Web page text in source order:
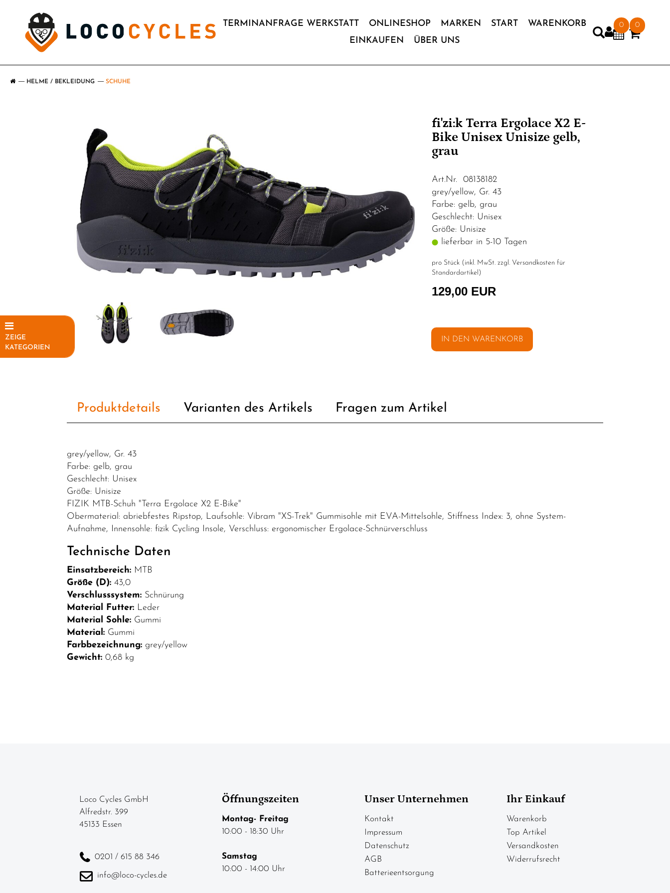
TERMINANFRAGE WERKSTATT ONLINESHOP MARKEN START
WARENKORB
EINKAUFEN
ÜBER UNS
0 0
HELME / BEKLEIDUNG SCHUHE
ZEIGE
KATEGORIEN
fi'zi:k Terra Ergolace X2 E-
Bike Unisex Unisize gelb,
grau
Art.Nr. 08138182
grey/yellow, Gr. 43
Farbe: gelb, grau
Geschlecht: Unisex
Größe: Unisize
lieferbar in 5-10 Tagen
pro Stück (inkl. MwSt. zzgl. Versandkosten für
Standardartikel )
129,00 EUR
IN DEN WARENKORB
Produktdetails Varianten des Artikels Fragen zum Artikel
grey/yellow, Gr. 43
Farbe: gelb, grau
Geschlecht: Unisex
Größe: Unisize
FIZIK MTB-Schuh "Terra Ergolace X2 E-Bike"
Obermaterial: abriebfestes Ripstop, Laufsohle: Vibram "XS-Trek" Gummisohle mit EVA-Mittelsohle, Stiffness Index: 3, ohne System-
Aufnahme, Innensohle: fizik Cycling Insole, Verschluss: ergonomischer Ergolace-Schnürverschluss
Technische Daten
Einsatzbereich: MTB
Größe (D): 43,0
Verschlusssystem: Schnürung
Material Futter: Leder
Material Sohle: Gummi
Material: Gummi
Farbbezeichnung: grey/yellow
Gewicht: 0,68 kg
Loco Cycles GmbH
Alfredstr. 399
45133 Essen
0201 / 615 88 346
info@loco-cycles.de
Öffnungszeiten
Montag- Freitag
10:00 - 18:30 Uhr
Samstag
10:00 - 14:00 Uhr
Unser Unternehmen
Kontakt
Impressum
Datenschutz
AGB
Batterieentsorgung
Ihr Einkauf
Warenkorb
Top Artikel
Versandkosten
Widerrufsrecht